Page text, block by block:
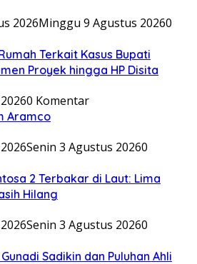
2026Minggu 9 Agustus 20260
Terkait Kasus Bupati
Proyek hingga HP Disita
0 Komentar
Aramco
Senin 3 Agustus 20260
2 Terbakar di Laut: Lima
Hilang
Senin 3 Agustus 20260
Sadikin dan Puluhan Ahli